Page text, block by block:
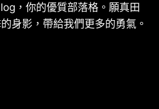
，你的優質部落格。願真田
身影，帶給我們更多的勇氣。